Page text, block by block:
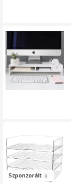
Szponzorált